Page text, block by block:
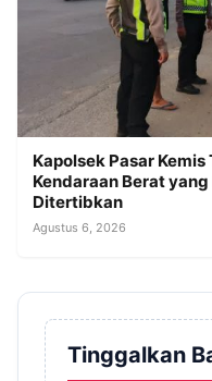
Kapolsek Pasar
Kendaraan Berat
Ditertibkan
Agustus 6, 2026
Tinggalkan